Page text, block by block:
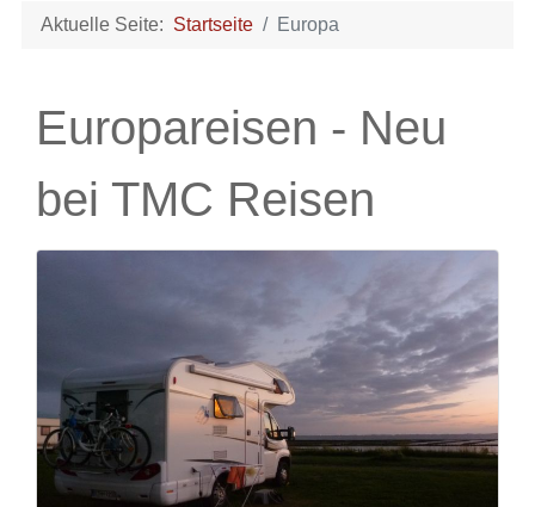
Aktuelle Seite: Startseite Europa
Europareisen - Neu
bei TMC Reisen